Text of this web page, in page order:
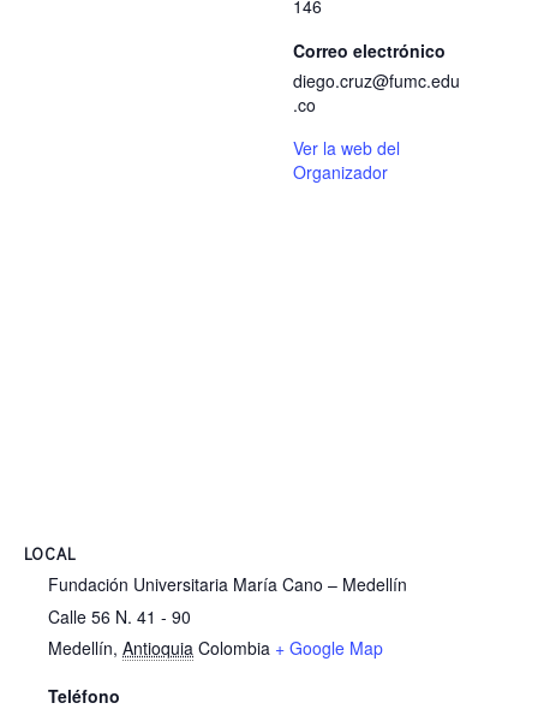
146
Correo electrónico
diego.cruz@fumc.edu
.co
Ver la web del
Organizador
LOCAL
Fundación Universitaria María Cano – Medellín
Calle 56 N. 41 - 90
Medellín, Antioquia Colombia + Google Map
Teléfono